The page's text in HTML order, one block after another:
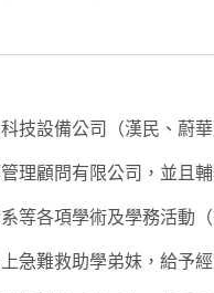
技設備公司（漢民、蔚
理顧問有限公司，並且
等各項學術及學務活動
急難救助學弟妹，給予